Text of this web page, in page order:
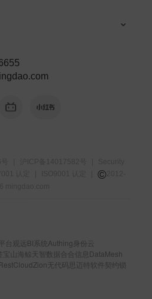
©
台 观远BI系统 Authing身份云
宝山海鲸 天智数据合合信息 DataMesh
Zion无代码思迈特软件 契约锁